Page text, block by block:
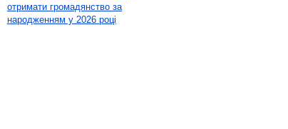
отримати громадянство за
народженням у 2026 році